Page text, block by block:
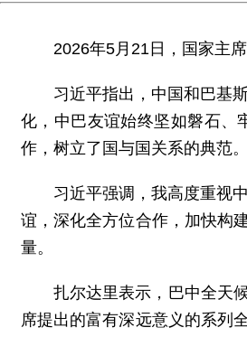
2026年5月21日，国家主
习近平指出，中国和巴基
化，中巴友谊始终坚如磐石、
作，树立了国与国关系的典范。
习近平强调，我高度重视
谊，深化全方位合作，加快构
量。
扎尔达里表示，巴中全天
席提出的富有深远意义的系列